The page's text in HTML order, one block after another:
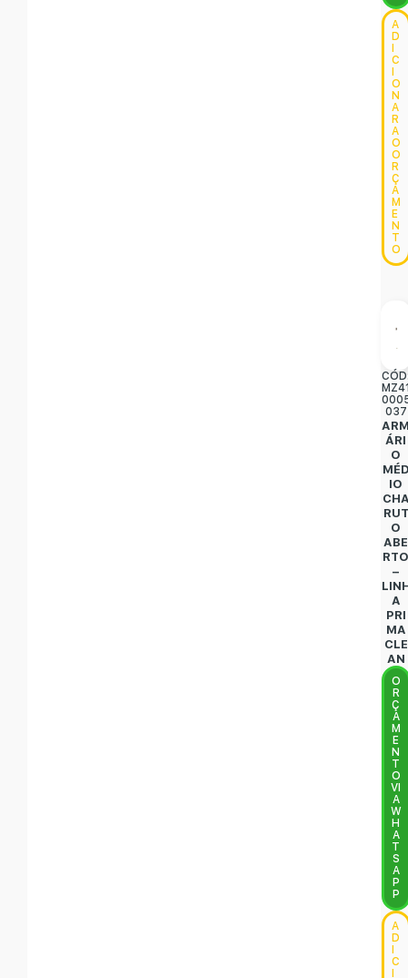
A
D
C
O
N
A
R
A
O
O
R
Ç
A
M
E
N
T
O
037
ÁRI
O
IO
RUT
O
ABE
–
A
PRI
MA
CLE
AN
O
R
Ç
A
M
E
N
T
O
VI
A
W
H
A
T
S
A
P
P
A
D
C